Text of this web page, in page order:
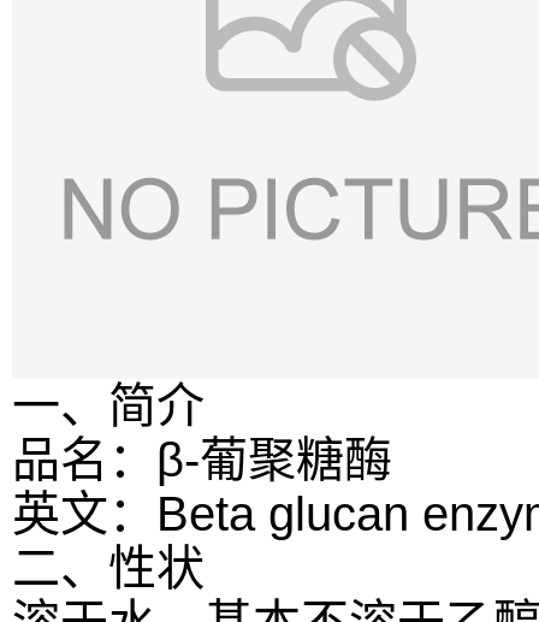
一、简介
品名：β-葡聚糖酶
英文：Beta glucan
二、性状